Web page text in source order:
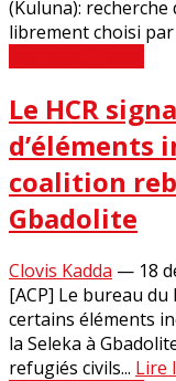
(Kuluna): recherche
librement choisi par
Le HCR
d’éléments
coalition
Gbadolite
Clovis Kadda — 18
[ACP] Le bureau du
certains éléments
la Seleka à
refugiés civils... Lire